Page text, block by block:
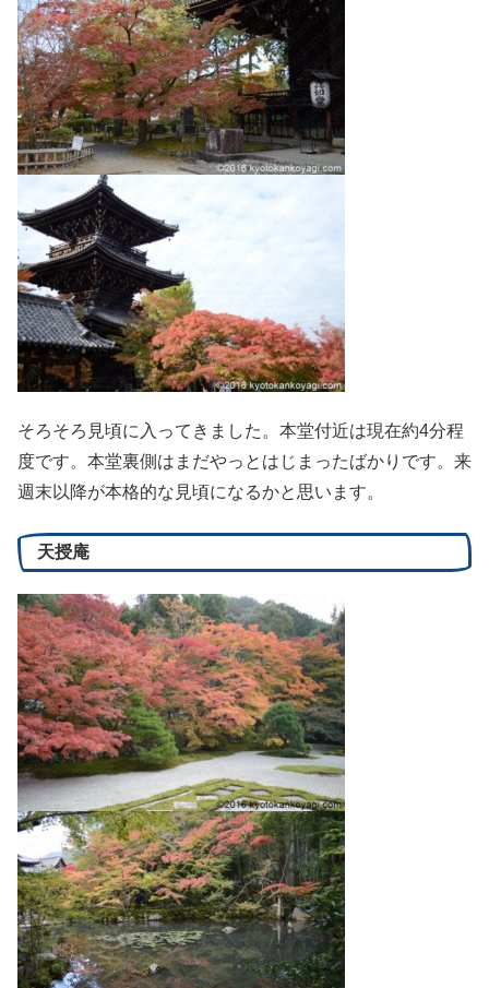
そろそろ見頃に入ってきました。本堂付近は現在約4分程
度です。本堂裏側はまだやっとはじまったばかりです。来
週末以降が本格的な見頃になるかと思います。
天授庵